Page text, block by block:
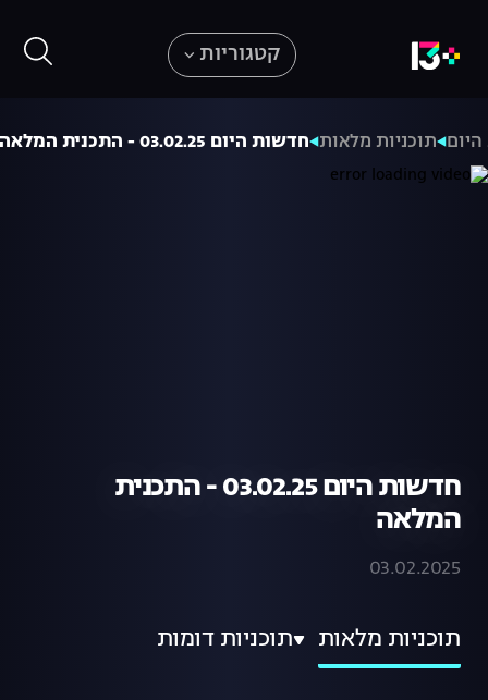
קטגוריות
תוכניות מלאות חדשות היום 03.02.25 - התכנית המלאה
חדשות היום 03.02.25 - התכנית
המלאה
03.02.2025
תוכניות מלאות תוכניות דומות